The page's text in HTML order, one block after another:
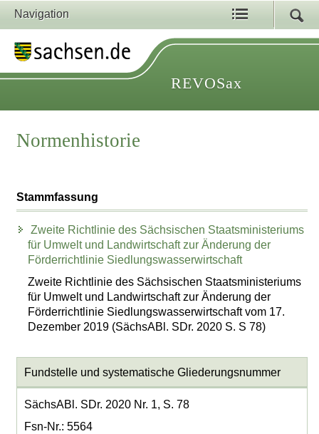
Navigation
REVOSax
Normenhistorie
Stammfassung
Zweite Richtlinie des Sächsischen Staatsministeriums
für Umwelt und Landwirtschaft zur Änderung der
Förderrichtlinie Siedlungswasserwirtschaft
Zweite Richtlinie des Sächsischen Staatsministeriums
für Umwelt und Landwirtschaft zur Änderung der
Förderrichtlinie Siedlungswasserwirtschaft vom 17.
Dezember 2019 (SächsABl. SDr. 2020 S. S 78)
Fundstelle und systematische Gliederungsnummer
SächsABl. SDr. 2020 Nr. 1, S. 78
Fsn-Nr.: 5564